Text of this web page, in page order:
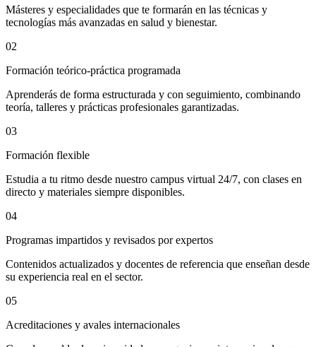
Másteres y especialidades que te formarán en las técnicas y
tecnologías más avanzadas en salud y bienestar.
02
Formación teórico-práctica programada
Aprenderás de forma estructurada y con seguimiento, combinando
teoría, talleres y prácticas profesionales garantizadas.
03
Formación flexible
Estudia a tu ritmo desde nuestro campus virtual 24/7, con clases en
directo y materiales siempre disponibles.
04
Programas impartidos y revisados por expertos
Contenidos actualizados y docentes de referencia que enseñan desde
su experiencia real en el sector.
05
Acreditaciones y avales internacionales